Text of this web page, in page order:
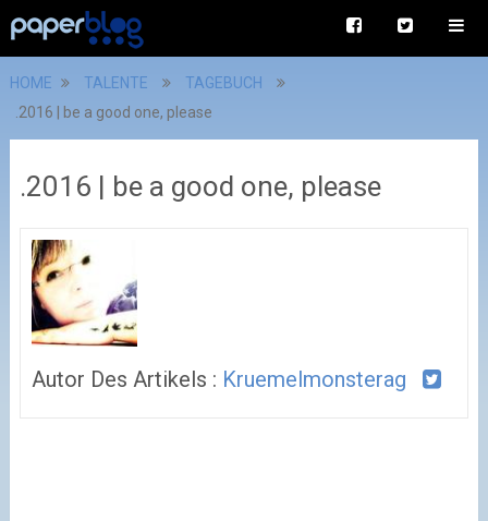
HOME TALENTE
TAGEBUCH
.2016 | be a good one, please
.2016 | be a good one, please
Autor Des Artikels : Kruemelmonsterag